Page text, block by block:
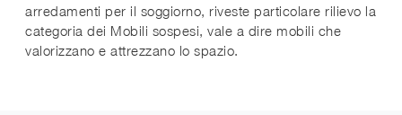
arredamenti per il soggiorno, riveste particolare rilievo la
categoria dei Mobili sospesi, vale a dire mobili che
valorizzano e attrezzano lo spazio.